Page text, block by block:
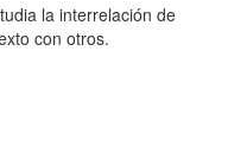
la interrelación de
con otros.